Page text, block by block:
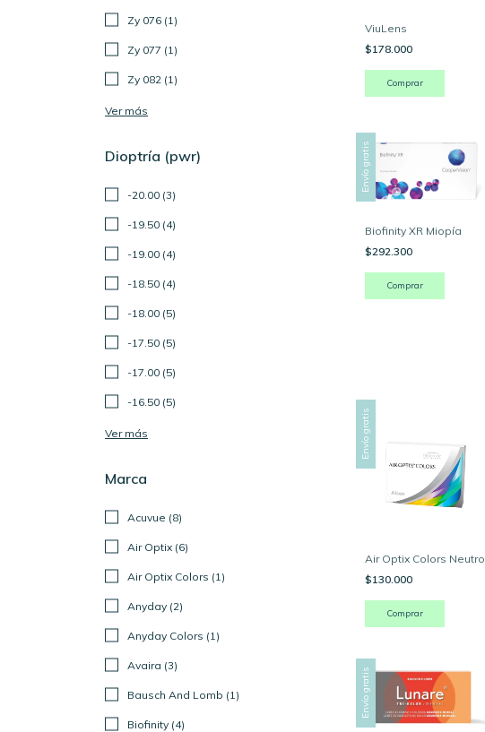
Zy 076 (1)
Zy 077 (1)
Zy 082 (1)
Ver más
Dioptría (pwr)
-20.00 (3)
-19.50 (4)
-19.00 (4)
-18.50 (4)
-18.00 (5)
-17.50 (5)
-17.00 (5)
-16.50 (5)
Ver más
Marca
Acuvue (8)
Air Optix (6)
Air Optix Colors (1)
Anyday (2)
Anyday Colors (1)
Avaira (3)
Bausch And Lomb (1)
Biofinity (4)
ViuLens
$178.000
Comprar
Envío gratis
Biofinity XR Miopía
$292.300
Comprar
Envío gratis
Air Optix Colors Neutro
$130.000
Comprar
Envío gratis